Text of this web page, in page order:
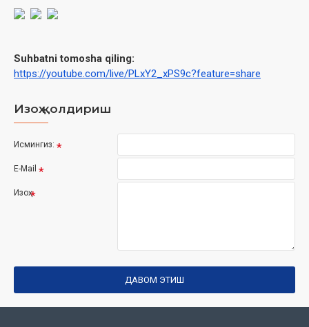
Suhbatni tomosha qiling:
https://youtube.com/live/PLxY2_xPS9c?feature=share
Изоҳ қолдириш
Исмингиз:
E-Mail
Изоҳ
ДАВОМ ЭТИШ